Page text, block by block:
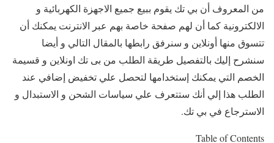
من المعروف أن بي تك يقوم ببيع جميع الاجهزة الكهربائية و
الالكترونية كما أن لهم صفحة خاصة بهم عبر الانترنت يمكنك أن
تتسوق منها أونلاين و سنرفق رابطها بالمقال التالي و أيضا
سنشرح إليك بالتفصيل طريقة الطلب من بى تك اونلاين و قسيمة
الخصم التي يمكنك إستخدامها لتحصل علي تخفيض إضافي عند
الطلب هذا إلي أنك ستتعرف علي سياسات الشحن و الاستبدال و
الاسترجاع في بي تك.
Table of Contents